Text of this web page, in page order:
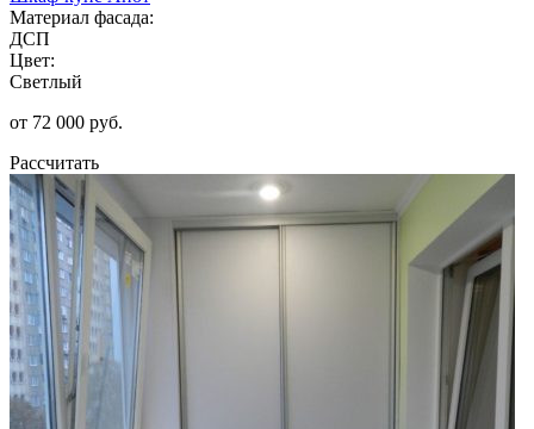
Материал фасада:
ДСП
Цвет:
Светлый
от 72 000 руб.
Рассчитать